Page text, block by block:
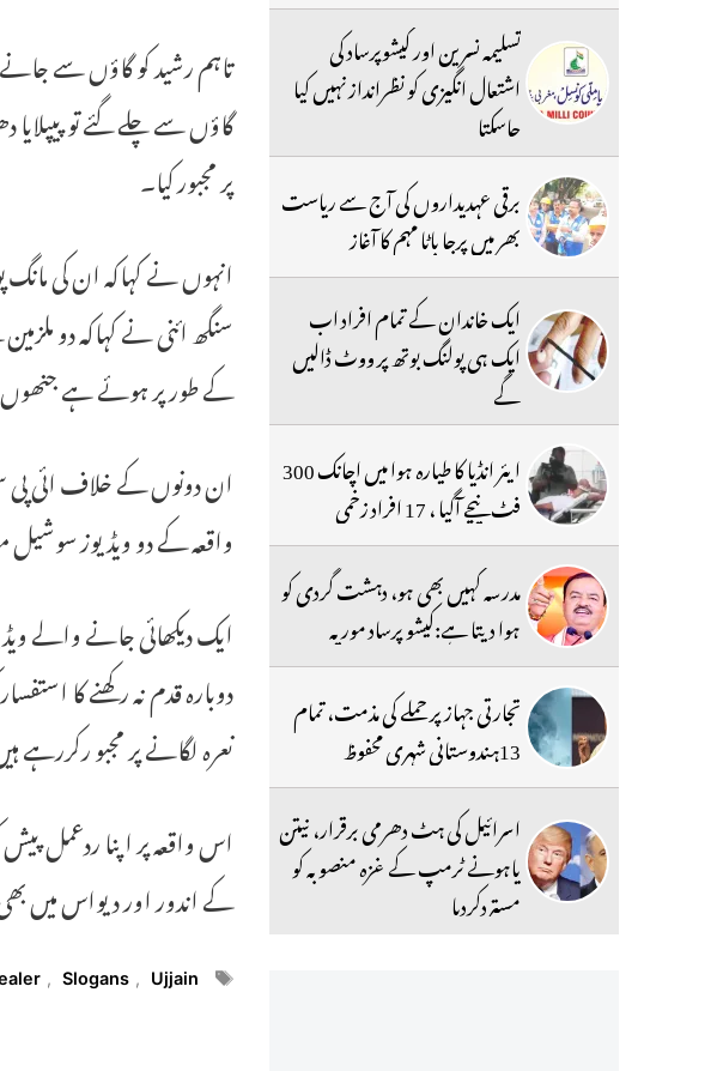
تاہم رشید کو گاؤں سے
گاؤں سے چلے گئے تو
پر مجبور کیا۔
انہوں نے کہاکہ ان کی
کے طور پر ہوئے ہے جنھوں
واقعہ کے دو ویڈیوز
ایک دیکھائی جانے والے
دوبارہ قدم نہ رکھنے کا
نعرہ لگانے پر مجبو رکررہے
اس واقعہ پر اپنا ردعمل
کے اندور اور دیواس میں
Tags
, Slogans , Ujjain
تسلیمہ نسرین اور کیشوپرساد کی
اشتعال انگیزی کو نظرانداز نہیں کیا
جاسکتا
برقی عہدیداروں کی آج سے ریاست
بھر میں پرجا باٹا مہم کا آغاز
ایک خاندان کے تمام افراد اب
ایک ہی پولنگ بوتھ پر ووٹ ڈالیں
گے
ایئر انڈیا کا طیارہ ہوا میں اچانک 300
فٹ نیچے آگیا ، 17 افراد زخمی
مدرسہ کہیں بھی ہو، دہشت گردی کو
ہوا دیتا ہے:کیشو پرساد موریہ
تجارتی جہاز پر حملے کی مذمت، تمام
13ہندوستانی شہری محفوظ
اسرائیل کی ہٹ دھرمی برقرار، نیتن
یاہونے ٹرمپ کے غزہ منصوبہ کو
مستردکردیا